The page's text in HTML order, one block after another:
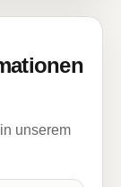
unserem